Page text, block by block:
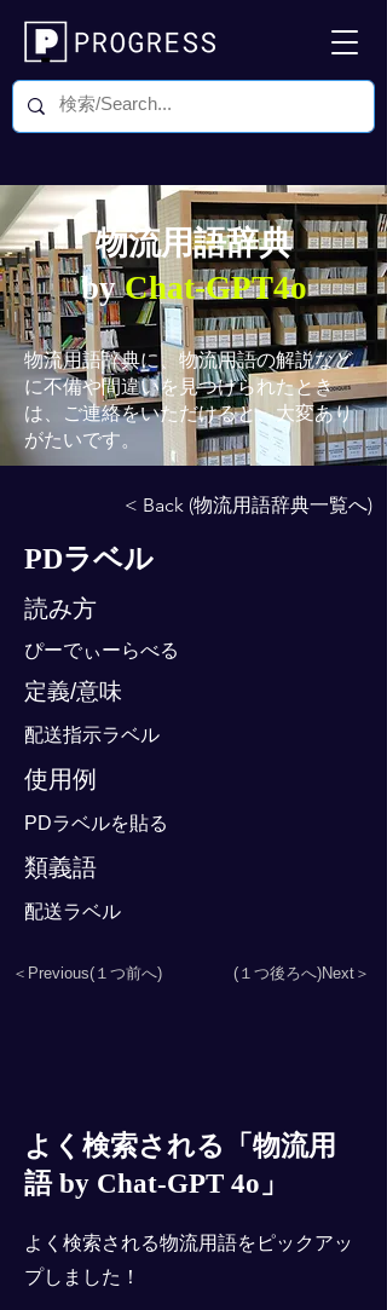
物流用語辞典
byChat-GPT4o
物流用語辞典に、物流用語の解説など
に不備や間違いを見つけられたとき
は、ご連絡をいただけると、大変あり
がたいです。
< Back (物流用語辞典一覧へ)
PDラベル
読み方
ぴーでぃーらべる
定義/意味
配送指示ラベル
使用例
PDラベルを貼る
類義語
配送ラベル
＜Previous(１つ前へ) (１つ後ろへ)Next＞
よく検索される「物流用
語 by Chat-GPT 4o」
よく検索される物流用語をピックアッ
プしました！